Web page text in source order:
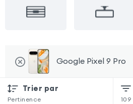
Google Pixel 9 Pro
Trier par
Pertinence 109